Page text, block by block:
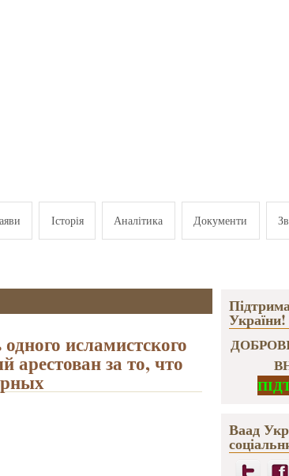
Історія Аналітика Документи
исламистского
арестован за то, что
України!
Ваад